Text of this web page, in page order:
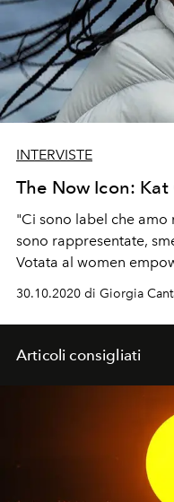
INTERVISTE
The Now Icon: Kat
"Ci sono label che amo
sono rappresentate,
Votata al women
UNHCR e dedita alla
moda, bellezza e
30.10.2020 di Giorgia
Articoli consigliati